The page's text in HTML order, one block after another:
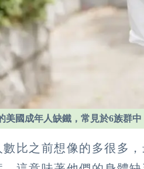
美國成年人缺鐵，常見於6族群中
比之前想像的多很多